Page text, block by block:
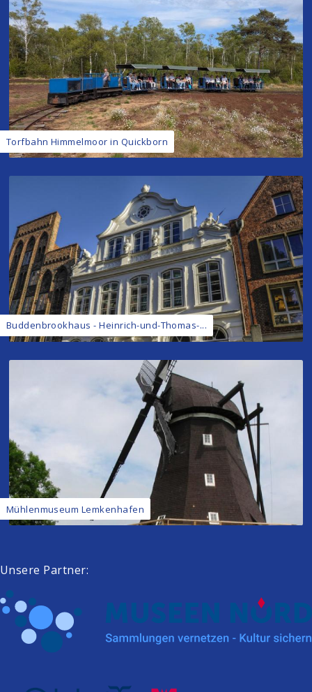
Torfbahn Himmelmoor in Quickborn
Buddenbrookhaus - Heinrich-und-Thomas-...
Mühlenmuseum Lemkenhafen
Unsere Partner: